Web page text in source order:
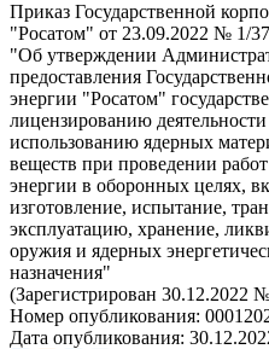
Приказ Государственной
"Росатом" от 23.09.2022 № 1/
"Об утверждении
предоставления
энергии "Росатом"
лицензированию
использованию ядерных
веществ при проведении
энергии в оборонных целях,
изготовление, испытание,
эксплуатацию, хранение,
оружия и ядерных
назначения"
(Зарегистрирован 30.12.2022
Номер опубликования:
Дата опубликования: